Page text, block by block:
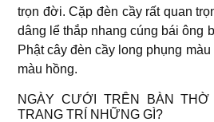
trọn đời. Cặp đèn cầy rất quan
dâng lể thắp nhang cúng bái ông
Phật cây đèn cầy long phụng
màu hồng.
NGÀY CƯỚI TRÊN BÀN
TRANG TRÍ NHỮNG GÌ?